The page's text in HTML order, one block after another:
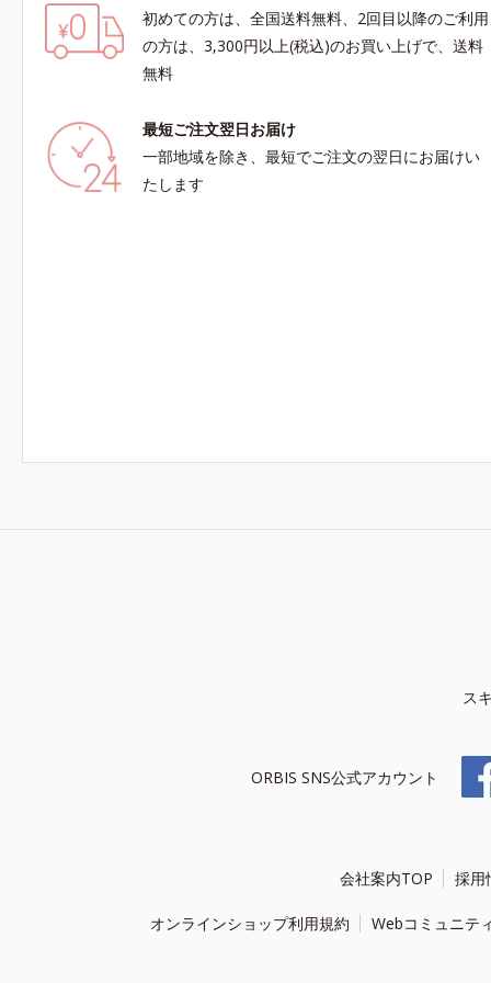
初めての方は、全国送料無料、2回目以降のご利用
の方は、3,300円以上(税込)のお買い上げで、送料
無料
最短ご注文翌日お届け
一部地域を除き、最短でご注文の翌日にお届けい
たします
ス
ORBIS SNS公式アカウント
会社案内TOP 採用
オンラインショップ利用規約 Webコミュニテ